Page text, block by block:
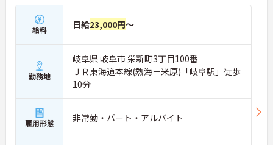
給料 日給23,000円～
勤務地
岐阜県 岐阜市 栄新町3丁目100番
ＪＲ東海道本線(熱海－米原)「岐阜駅」徒歩
10分
雇用形態 非常勤・パート・アルバイト